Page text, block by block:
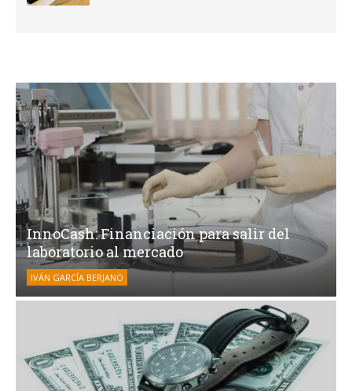
InnoCash: Financiación para salir del
laboratorio al mercado
IVÁN GARCÍA BERJANO